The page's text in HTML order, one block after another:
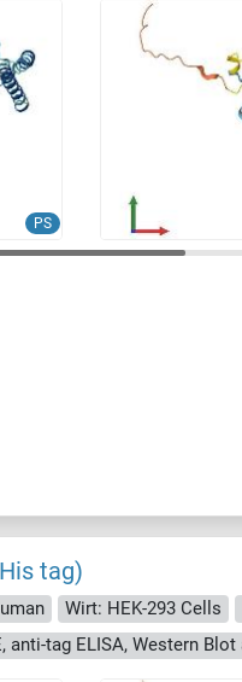
PS
tag)
Wirt: HEK-293 Cells